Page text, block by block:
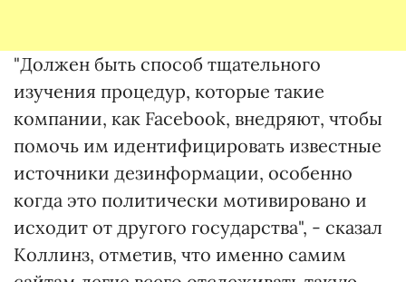
"Должен быть способ тщательного
изучения процедур, которые такие
компании, как Facebook, внедряют, чтобы
помочь им идентифицировать известные
источники дезинформации, особенно
когда это политически мотивировано и
исходит от другого государства", - сказал
Коллинз, отметив, что именно самим